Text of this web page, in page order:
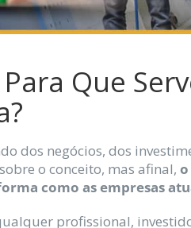
Que
dos negócios, dos
o conceito, mas afinal, o
como as empresas
profissional,